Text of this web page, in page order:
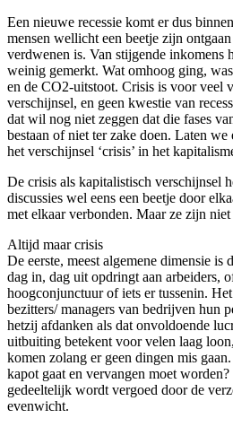
Een nieuwe recessie komt er dus
mensen wellicht een beetje zijn
verdwenen is. Van stijgende inkomens
weinig gemerkt. Wat omhoog ging,
en de CO2-uitstoot. Crisis is voor veel
verschijnsel, en geen kwestie van
dat wil nog niet zeggen dat die fases
bestaan of niet ter zake doen. Laten
het verschijnsel ‘crisis’ in het
De crisis als kapitalistisch verschijnsel
discussies wel eens een beetje door
met elkaar verbonden. Maar ze zijn niet
Altijd maar crisis
De eerste, meest algemene dimensie is
dag in, dag uit opdringt aan arbeiders,
hoogconjunctuur of iets er tussenin.
bezitters/ managers van bedrijven hun
hetzij afdanken als dat onvoldoende
uitbuiting betekent voor velen laag
komen zolang er geen dingen mis
kapot gaat en vervangen moet
gedeeltelijk wordt vergoed door de
evenwicht.